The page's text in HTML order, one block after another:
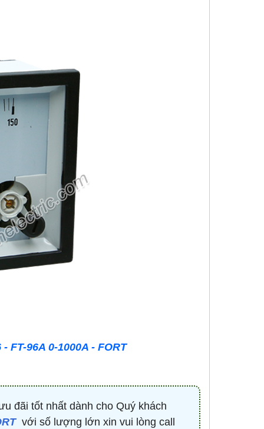
FT-96A 0-1000A - FORT
đãi tốt nhất dành cho Quý khách
với số lượng lớn xin vui lòng call